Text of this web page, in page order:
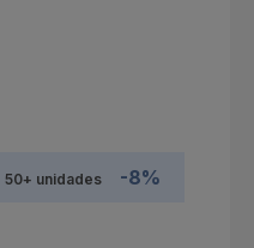
50+ unidades -8%